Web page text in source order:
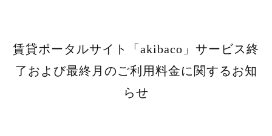
賃貸ポータルサイト「akibaco」サービス終
了および最終月のご利用料金に関するお知
らせ